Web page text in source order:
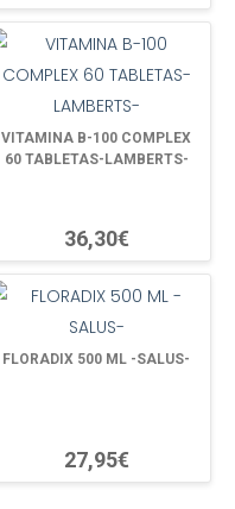
VITAMINA B-100 COMPLEX
60 TABLETAS-LAMBERTS-
36,30€
FLORADIX 500 ML -SALUS-
27,95€